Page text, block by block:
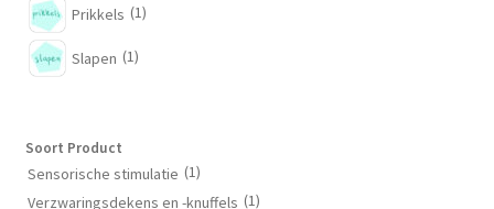
Prikkels (1)
Slapen (1)
Soort Product
Sensorische stimulatie (1)
Verzwaringsdekens en -knuffels (1)